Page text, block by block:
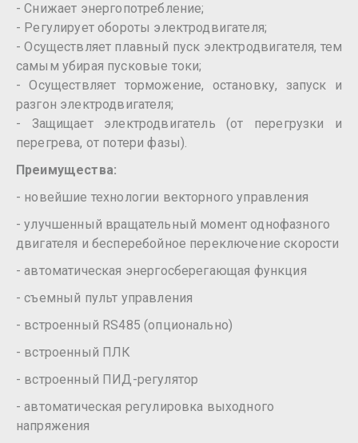
- Снижает энергопотребление;
- Регулирует обороты электродвигателя;
- Осуществляет плавный пуск электродвигателя, тем
самым убирая пусковые токи;
- Осуществляет торможение, остановку, запуск и
разгон электродвигателя;
- Защищает электродвигатель (от перегрузки и
перегрева, от потери фазы).
Преимущества:
- новейшие технологии векторного управления
- улучшенный вращательный момент однофазного
двигателя и бесперебойное переключение скорости
- автоматическая энергосберегающая функция
- съемный пульт управления
- встроенный RS485 (опционально)
- встроенный ПЛК
- встроенный ПИД-регулятор
- автоматическая регулировка выходного
напряжения